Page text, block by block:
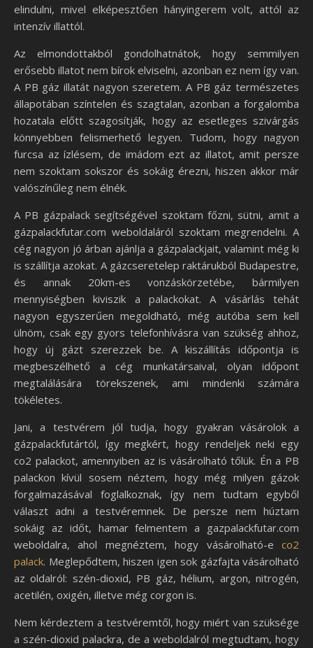
elindulni, mivel elképesztően hányingerem volt, attól az
intenzív illattól.
Az elmondottakból gondolhatnátok, hogy semmilyen
erősebb illatot nem bírok elviselni, azonban ez nem így van.
A PB gáz illatát nagyon szeretem. A PB gáz természetes
állapotában színtelen és szagtalan, azonban a forgalomba
hozatala előtt szagosítják, hogy az esetleges szivárgás
könnyebben felismerhető legyen. Tudom, hogy nagyon
furcsa az ízlésem, de imádom ezt az illatot, amit persze
nem szoktam sokszor és sokáig érezni, hiszen akkor már
valószínűleg nem élnék.
A PB gázpalack segítségével szoktam főzni, sütni, amit a
gázpalackfutar.com weboldaláról szoktam megrendelni. A
cég nagyon jó árban ajánlja a gázpalackjait, valamint még ki
is szállítja azokat. A gázcseretelep raktárukból Budapestre,
és annak 20km-es vonzáskörzetébe, bármilyen
mennyiségben kiviszik a palackokat. A vásárlás tehát
nagyon egyszerűen megoldható, még autóba sem kell
ülnöm, csak egy gyors telefonhívásra van szükség ahhoz,
hogy új gázt szerezzek be. A kiszállítás időpontja is
megbeszélhető a cég munkatársaival, olyan időpont
megtalálására törekszenek, ami mindenki számára
tökéletes.
Jani, a testvérem jól tudja, hogy gyakran vásárolok a
gázpalackfutártól, így megkért, hogy rendeljek neki egy
co2 palackot, amennyiben az is vásárolható tőlük. Én a PB
palackon kívül sosem néztem, hogy még milyen gázok
forgalmazásával foglalkoznak, így nem tudtam egyből
választ adni a testvéremnek. De persze nem húztam
sokáig az időt, hamar felmentem a gazpalackfutar.com
weboldalra, ahol megnéztem, hogy vásárolható-e co2
palack. Meglepődtem, hiszen igen sok gázfajta vásárolható
az oldalról: szén-dioxid, PB gáz, hélium, argon, nitrogén,
acetilén, oxigén, illetve még corgon is.
Nem kérdeztem a testvéremtől, hogy miért van szüksége
a szén-dioxid palackra, de a weboldalról megtudtam, hogy